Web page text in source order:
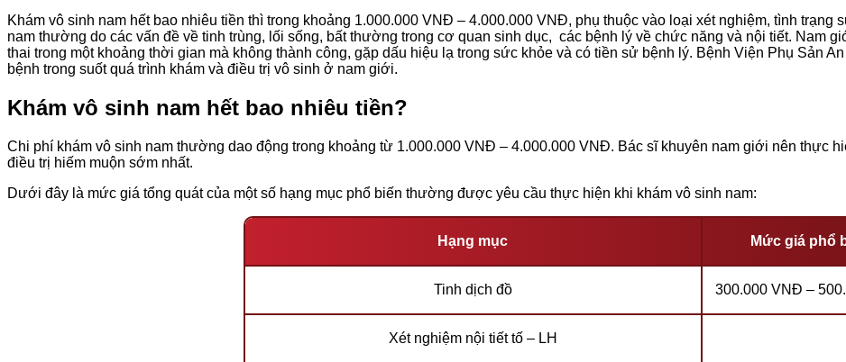
Khám vô sinh nam hết bao nhiêu tiền thì trong khoảng 1.000.000 VNĐ – 4.000.000 VNĐ, phụ thuộc vào loại xét nghiệm, tình trạng
nam thường do các vấn đề về tinh trùng, lối sống, bất thường trong cơ quan sinh dục, các bệnh lý về chức năng và nội tiết. Nam
thai trong một khoảng thời gian mà không thành công, gặp dấu hiệu lạ trong sức khỏe và có tiền sử bệnh lý. Bệnh Viện Phụ Sản
bệnh trong suốt quá trình khám và điều trị vô sinh ở nam giới.
Khám vô sinh nam hết bao nhiêu tiền?
Chi phí khám vô sinh nam thường dao động trong khoảng từ 1.000.000 VNĐ – 4.000.000 VNĐ. Bác sĩ khuyên nam giới nên thực
điều trị hiếm muộn sớm nhất.
Dưới đây là mức giá tổng quát của một số hạng mục phổ biến thường được yêu cầu thực hiện khi khám vô sinh nam:
Hạng mục Mức giá phổ
Tinh dịch đồ 300.000 VNĐ –
Xét nghiệm nội tiết tố – LH